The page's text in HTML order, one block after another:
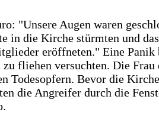
"Unsere Augen waren
in die Kirche stürmten und
eröffneten." Eine Panik
fliehen versuchten. Die Frau
Todesopfern. Bevor die Kirche
die Angreifer durch die